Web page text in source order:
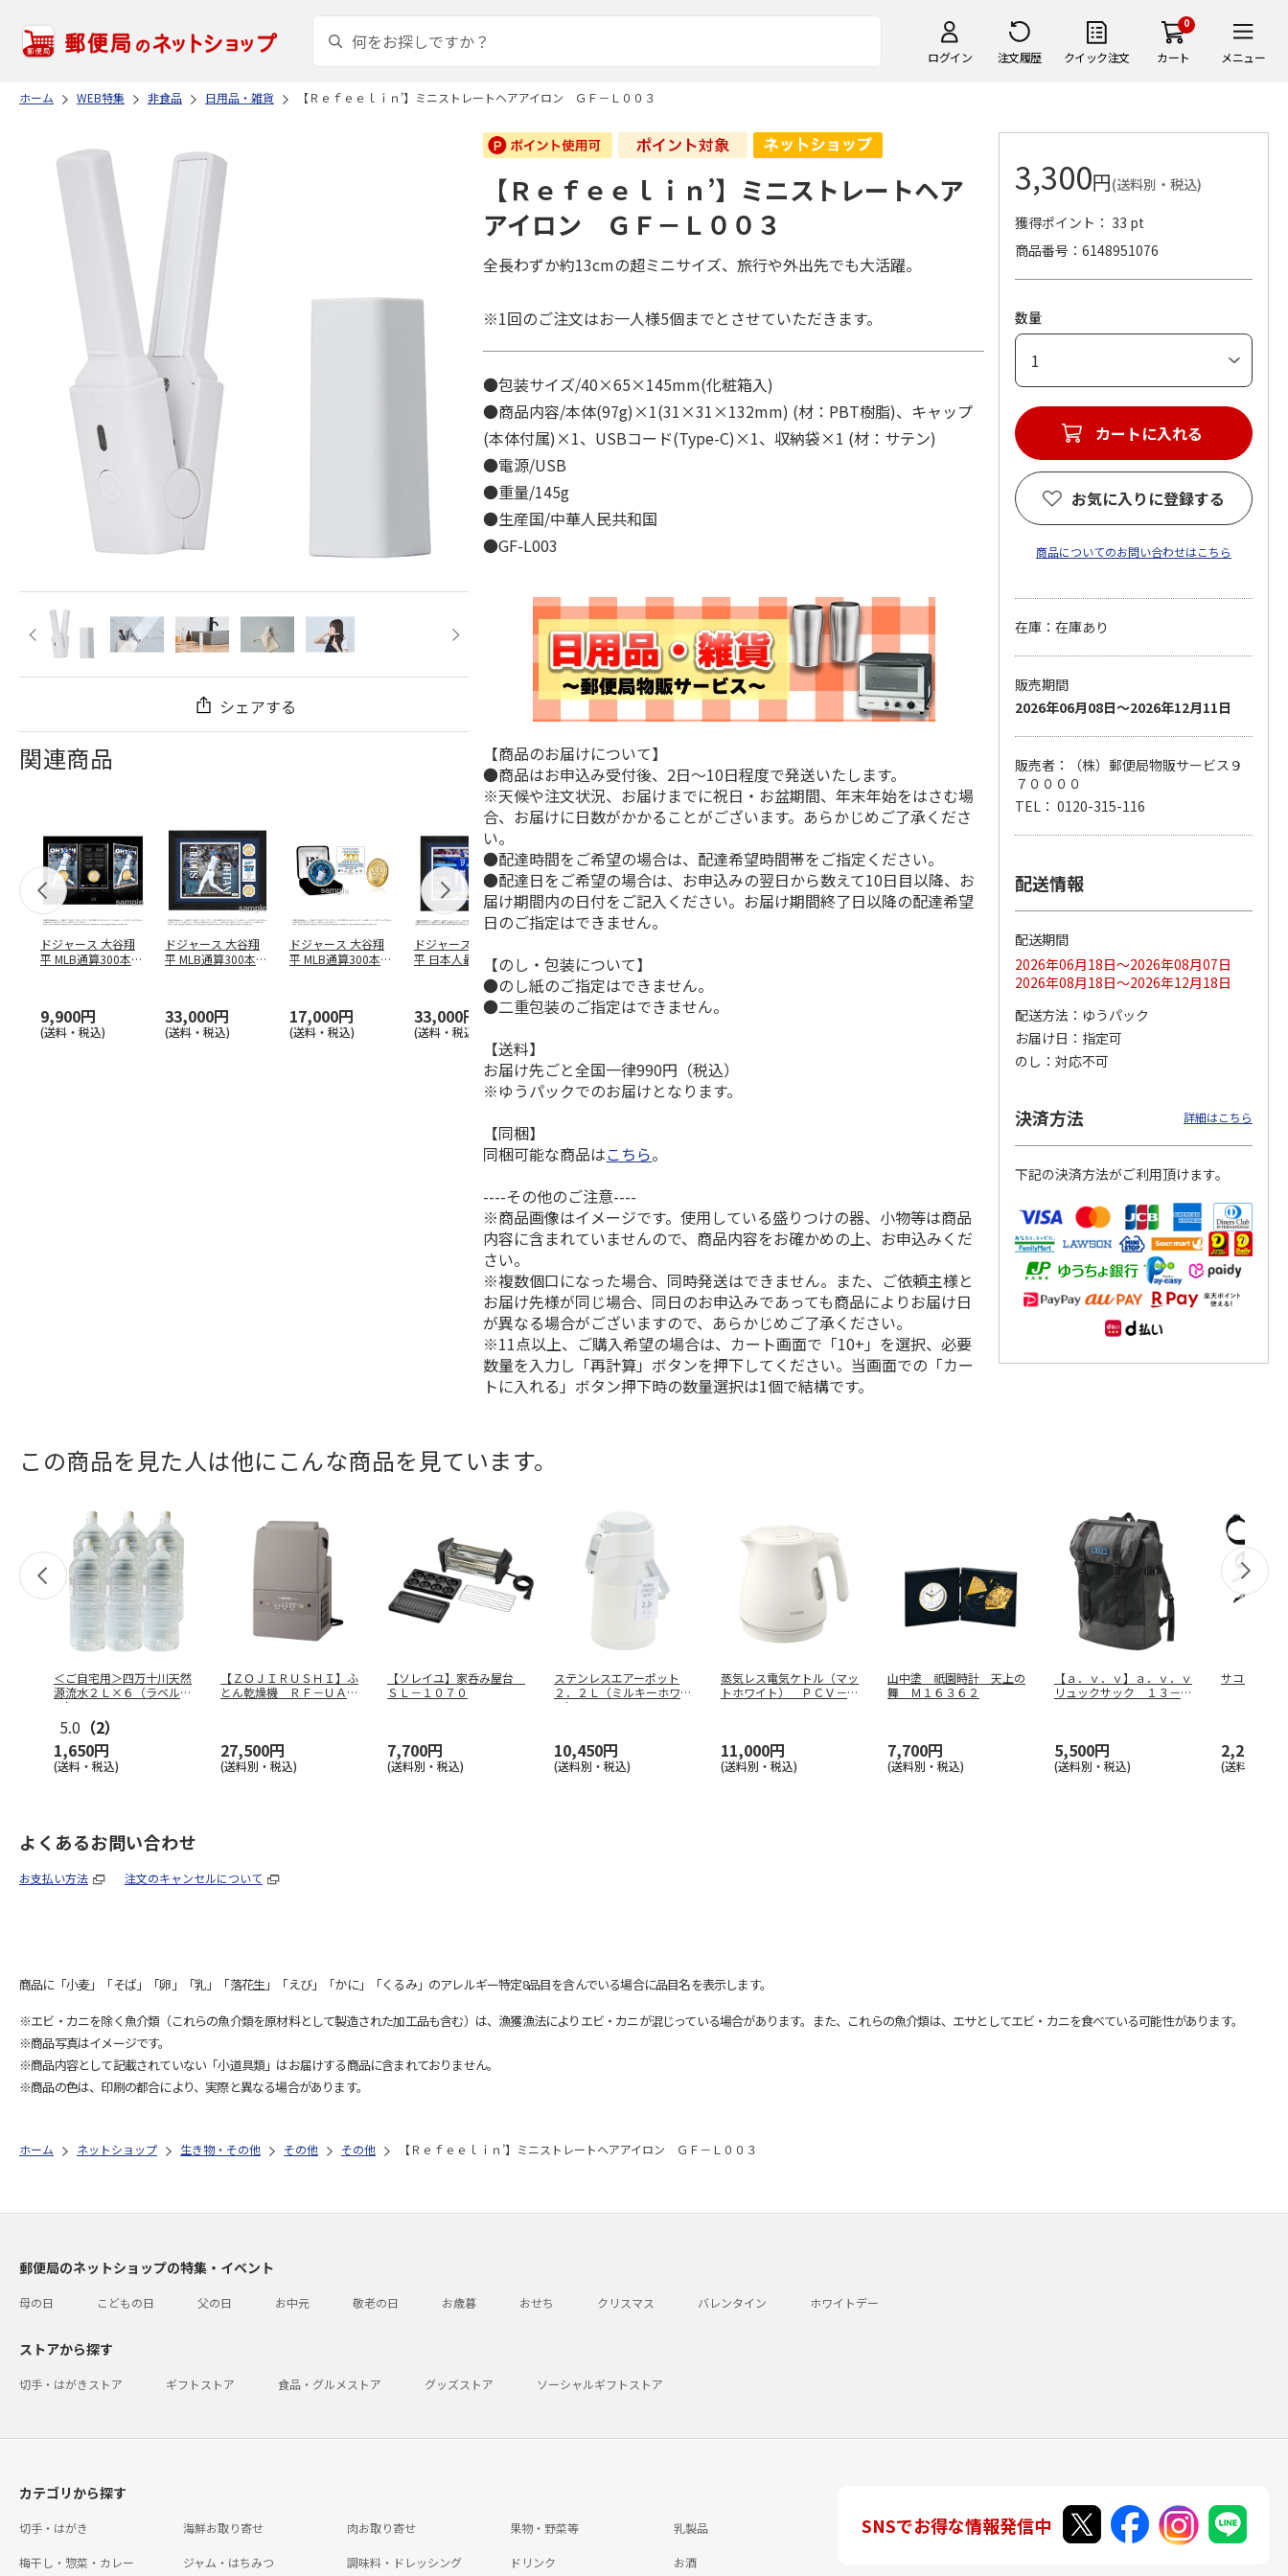
ログイン 注文履歴 クイック注文
0
カート メニュー
ホーム WEB特集 非食品 日用品・雑貨 【Ｒｅｆｅｅｌｉｎ’】ミニストレートヘアアイロン ＧＦ－Ｌ００３
シェアする
関連商品
ドジャース 大谷翔
平 MLB通算300本塁
9,900円
(送料・税込)
ドジャース 大谷翔
平 MLB通算300本塁
33,000円
(送料・税込)
ドジャース 大谷翔
平 MLB通算300本塁
17,000円
(送料・税込)
ドジャース 大谷翔
平 日本人最多53試
合連続出塁記念 ダ
33,000円
(送料・税込)
谷翔平 2026 NL 3・
4月投手…
33,000円
イ…
9,900円
ドジャース 大谷翔
平 日本人最多53試
合連続出塁記念 シ
ル…
17,000円
(送料・税込)
谷翔平 2026 NL 3・
4月投手…
【Ｒｅｆｅｅｌｉｎ’】ミニストレートヘア
アイロン ＧＦ－Ｌ００３
全長わずか約13cmの超ミニサイズ、旅行や外出先でも大活躍。
※1回のご注文はお一人様5個までとさせていただきます。
●包装サイズ/40×65×145mm(化粧箱入)
●商品内容/本体(97g)×1(31×31×132mm) (材：PBT樹脂)、キャップ
(本体付属)×1、USBコード(Type-C)×1、収納袋×1 (材：サテン)
●電源/USB
●重量/145g
●生産国/中華人民共和国
●GF-L003
【商品のお届けについて】
●商品はお申込み受付後、2日～10日程度で発送いたします。
※天候や注文状況、お届けまでに祝日・お盆期間、年末年始をはさむ場
合、お届けに日数がかかることがございます。あらかじめご了承くださ
い。
●配達時間をご希望の場合は、配達希望時間帯をご指定ください。
●配達日をご希望の場合は、お申込みの翌日から数えて10日目以降、お
届け期間内の日付をご記入ください。お届け期間終了日以降の配達希望
日のご指定はできません。
【のし・包装について】
●のし紙のご指定はできません。
●二重包装のご指定はできません。
【送料】
お届け先ごと全国一律990円（税込）
※ゆうパックでのお届けとなります。
【同梱】
同梱可能な商品はこちら。
----その他のご注意----
※商品画像はイメージです。使用している盛りつけの器、小物等は商品
内容に含まれていませんので、商品内容をお確かめの上、お申込みくだ
さい。
※複数個口になった場合、同時発送はできません。また、ご依頼主様と
お届け先様が同じ場合、同日のお申込みであっても商品によりお届け日
が異なる場合がございますので、あらかじめご了承ください。
※11点以上、ご購入希望の場合は、カート画面で「10+」を選択、必要
数量を入力し「再計算」ボタンを押下してください。当画面での「カー
トに入れる」ボタン押下時の数量選択は1個で結構です。
3,300円(送料別・税込)
獲得ポイント： 33 pt
商品番号
6148951076
数量
カートに入れる
お気に入りに登録する
商品についてのお問い合わせはこちら
在庫：在庫あり
販売期間
2026年06月08日～2026年12月11日
販売者：（株）郵便局物販サービス９
７００００
TEL： 0120-315-116
配送情報
配送期間
2026年06月18日～2026年08月07日
2026年08月18日～2026年12月18日
配送方法
ゆうパック
お届け日
指定可
のし
対応不可
決済方法 詳細はこちら
下記の決済方法がご利用頂けます。
この商品を見た人は他にこんな商品を見ています。
＜ご自宅用＞四万十川天然
源流水２Ｌ×６（ラベルレ
ス）
5.0 （2）
1,650円
(送料・税込)
【ＺＯＪＩＲＵＳＨＩ】ふ
とん乾燥機 ＲＦ－ＵＡ１
27,500円
(送料別・税込)
【ソレイユ】家呑み屋台
ＳＬ－１０７０
7,700円
(送料別・税込)
ステンレスエアーポット
２．２Ｌ（ミルキーホワイ
ト） ＨＢ－
10,450円
(送料別・税込)
蒸気レス電気ケトル（マッ
トホワイト） ＰＣＶ－Ａ
11,000円
(送料別・税込)
山中塗 祇園時計 天上の
舞 Ｍ１６３６２
7,700円
(送料別・税込)
【ａ．ｖ．ｖ】ａ．ｖ．ｖ
リュックサック １３－６
5,500円
(送料別・税込)
サコッシュ
2,200円
(送料別・税
よくあるお問い合わせ
お支払い方法 注文のキャンセルについて
商品に「小麦」「そば」「卵」「乳」「落花生」「えび」「かに」「くるみ」のアレルギー特定8品目を含んでいる場合に品目名を表示します。
※エビ・カニを除く魚介類（これらの魚介類を原材料として製造された加工品も含む）は、漁獲漁法によりエビ・カニが混じっている場合があります。また、これらの魚介類は、エサとしてエビ・カニを食べている可能性があります。
※商品写真はイメージです。
※商品内容として記載されていない「小道具類」はお届けする商品に含まれておりません。
※商品の色は、印刷の都合により、実際と異なる場合があります。
ホーム ネットショップ 生き物・その他 その他 その他 【Ｒｅｆｅｅｌｉｎ’】ミニストレートヘアアイロン ＧＦ－Ｌ００３
郵便局のネットショップの特集・イベント
母の日 こどもの日 父の日 お中元 敬老の日 お歳暮 おせち クリスマス バレンタイン ホワイトデー
ストアから探す
切手・はがきストア ギフトストア 食品・グルメストア グッズストア ソーシャルギフトストア
カテゴリから探す
切手・はがき 海鮮お取り寄せ 肉お取り寄せ 果物・野菜等 乳製品
梅干し・惣菜・カレー ジャム・はちみつ 調味料・ドレッシング ドリンク お酒
SNSでお得な情報発信中